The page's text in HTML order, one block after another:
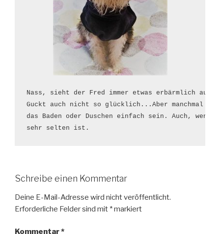
Nass, sieht der Fred immer etwas erbärmlich aus.
Guckt auch nicht so glücklich...Aber manchmal
das Baden oder Duschen einfach sein. Auch, wenn
sehr selten ist.
Schreibe einen Kommentar
Deine E-Mail-Adresse wird nicht veröffentlicht.
Erforderliche Felder sind mit *markiert
Kommentar*